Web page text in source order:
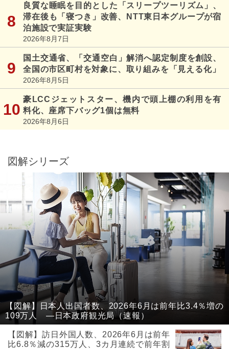
良質な睡眠を目的とした「スリープツーリズム」、
滞在後も「寝つき」改善、NTT東日本グループが宿
泊施設で実証実験
2026年8月7日
国土交通省、「交通空白」解消へ認定制度を創設、
全国の市区町村を対象に、取り組みを「見える化」
2026年8月5日
豪LCCジェットスター、機内で頭上棚の利用を有
料化、座席下バッグ1個は無料
2026年8月6日
図解シリーズ
【図解】日本人出国者数、2026年6月は前年比3.4％増の
109万人 ―日本政府観光局（速報）
【図解】訪日外国人数、2026年6月は前年
比6.8％減の315万人、3カ月連続で前年割